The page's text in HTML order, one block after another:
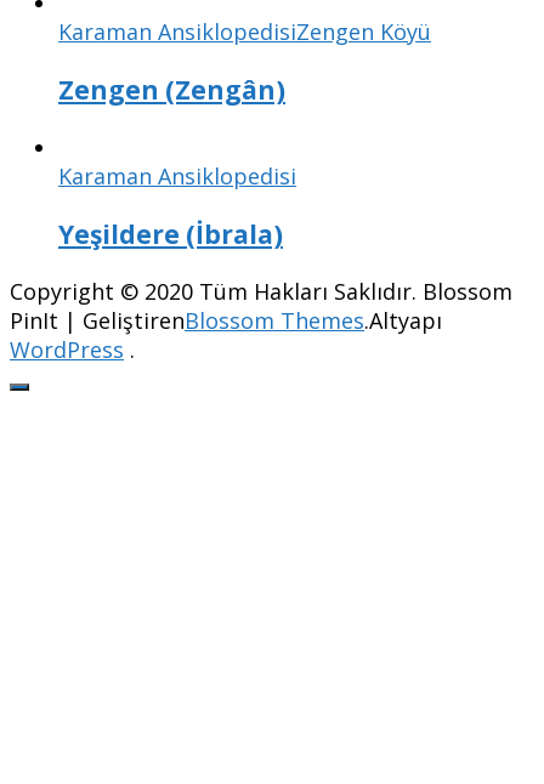
Karaman AnsiklopedisiZengen Köyü
Zengen (Zengân)
Karaman Ansiklopedisi
Yeşildere (İbrala)
Copyright © 2020 Tüm Hakları Saklıdır. Blossom
PinIt | GeliştirenBlossom Themes.Altyapı
WordPress .